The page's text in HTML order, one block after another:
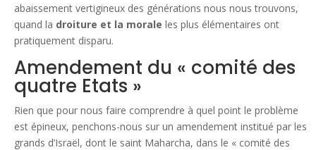
abaissement vertigineux des générations nous nous trouvons,
quand la droiture et la morale les plus élémentaires ont
pratiquement disparu.
Amendement du « comité des
quatre Etats »
Rien que pour nous faire comprendre à quel point le problème
est épineux, penchons-nous sur un amendement institué par les
grands d’Israël, dont le saint Maharcha, dans le « comité des